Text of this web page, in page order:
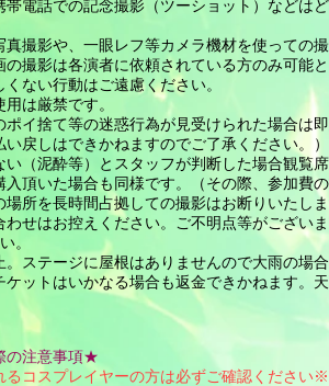
帯電話での記念撮影（ツーショット）などは
真撮影や、一眼レフ等カメラ機材を使っての
の撮影は各演者に依頼されている方のみ可能と
くない行動はご遠慮ください。
は厳禁です。
ポイ捨て等の迷惑行為が見受けられた場合は
い戻しはできかねますのでご了承ください。）
い（泥酔等）とスタッフが判断した場合観覧
頂いた場合も同様です。（その際、参加費
場所を長時間占拠しての撮影はお断りいたしま
わせはお控えください。ご不明点等がござ
。
。ステージに屋根はありませんので大雨の場
ケットはいかなる場合も返金できかねます
の注意事項★
コスプレイヤーの方は必ずご確認ください※